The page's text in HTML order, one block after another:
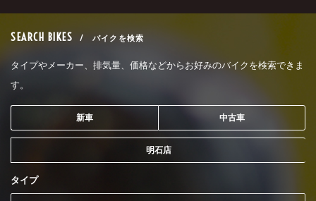
SEARCH BIKES / バイクを検索
タイプやメーカー、排気量、価格などからお好みのバイクを検索できま
す。
新車 中古車
明石店
タイプ